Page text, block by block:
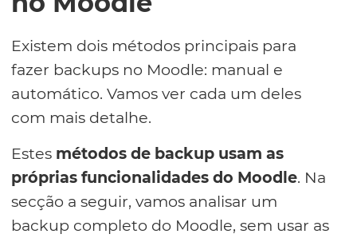
Existem dois métodos principais para
fazer backups no Moodle: manual e
automático. Vamos ver cada um deles
com mais detalhe.
Estes métodos de backup usam as
próprias funcionalidades do Moodle. Na
secção a seguir, vamos analisar um
backup completo do Moodle, sem usar as